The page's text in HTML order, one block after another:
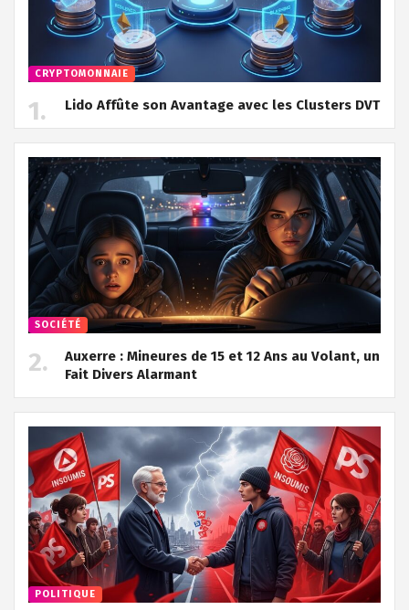
CRYPTOMONNAIE
Lido Affûte son Avantage avec les Clusters DVT
SOCIÉTÉ
Auxerre : Mineures de 15 et 12 Ans au Volant, un
Fait Divers Alarmant
POLITIQUE